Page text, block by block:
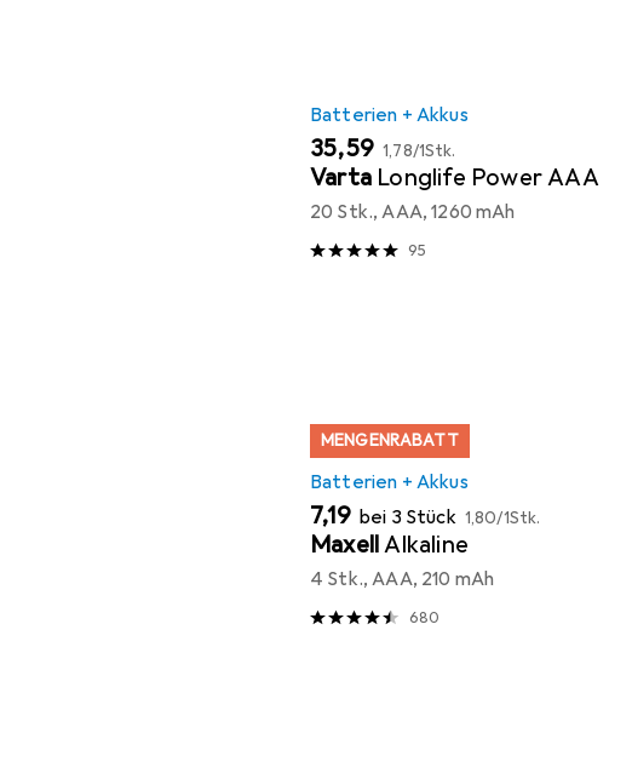
Batterien + Akkus
EUR
35,59 EUR
1,78/1Stk.
Varta Longlife Power AAA
20 Stk., AAA, 1260 mAh
95
MENGENRABATT
Batterien + Akkus
EUR
7,19 bei 3 Stück EUR
1,80/1Stk.
MaxellAlkaline
4 Stk., AAA, 210 mAh
680